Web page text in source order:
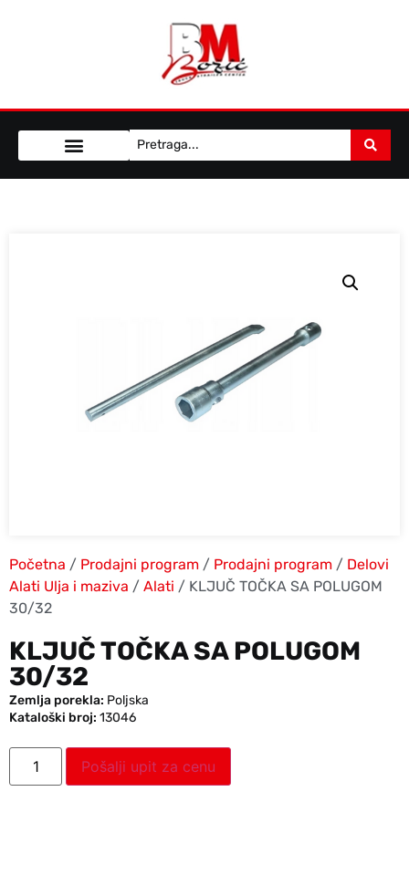
Početna / Prodajni program / Prodajni program / Delovi
Alati Ulja i maziva / Alati / KLJUČ TOČKA SA POLUGOM
30/32
KLJUČ TOČKA SA POLUGOM
30/32
Zemlja porekla: Poljska
Kataloški broj: 13046
Pošalji upit za cenu